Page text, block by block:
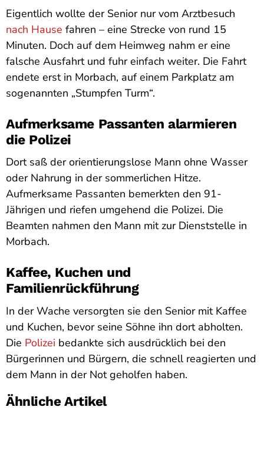
Eigentlich wollte der Senior nur vom Arztbesuch
nach Hause fahren – eine Strecke von rund 15
Minuten. Doch auf dem Heimweg nahm er eine
falsche Ausfahrt und fuhr einfach weiter. Die Fahrt
endete erst in Morbach, auf einem Parkplatz am
sogenannten „Stumpfen Turm“.
Aufmerksame Passanten alarmieren
die Polizei
Dort saß der orientierungslose Mann ohne Wasser
oder Nahrung in der sommerlichen Hitze.
Aufmerksame Passanten bemerkten den 91-
Jährigen und riefen umgehend die Polizei. Die
Beamten nahmen den Mann mit zur Dienststelle in
Morbach.
Kaffee, Kuchen und
Familienrückführung
In der Wache versorgten sie den Senior mit Kaffee
und Kuchen, bevor seine Söhne ihn dort abholten.
Die Polizei bedankte sich ausdrücklich bei den
Bürgerinnen und Bürgern, die schnell reagierten und
dem Mann in der Not geholfen haben.
Ähnliche Artikel